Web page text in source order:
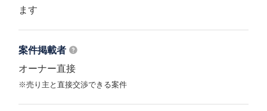
ます
案件掲載者
オーナー直接
※売り主と直接交渉できる案件